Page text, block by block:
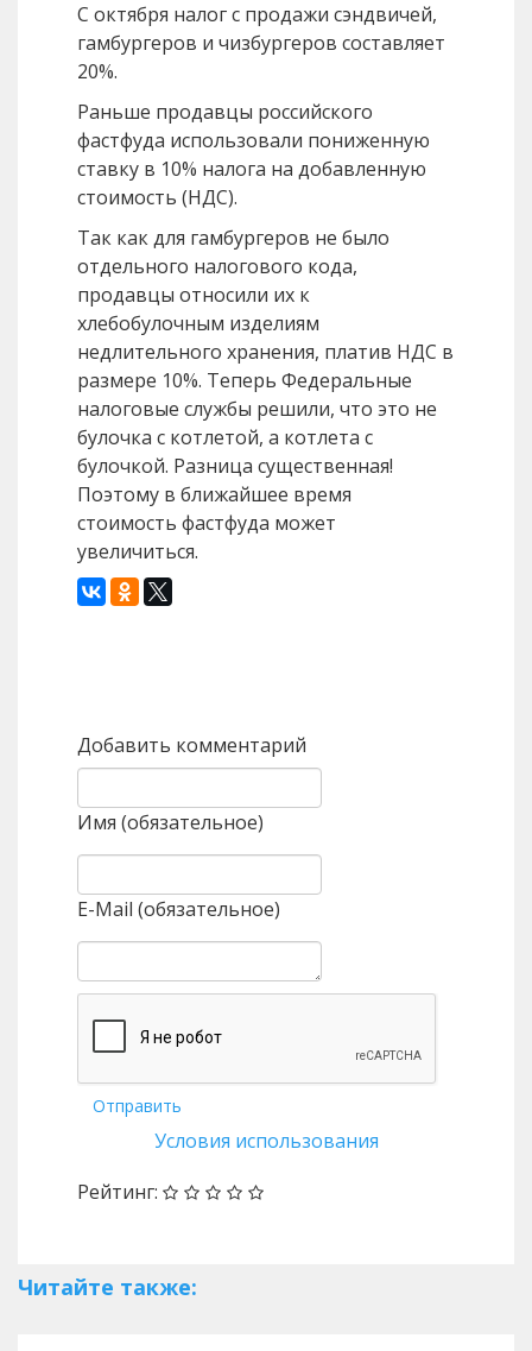
С октября налог с продажи сэндвичей,
гамбургеров и чизбургеров составляет
20%.
Раньше продавцы российского
фастфуда использовали пониженную
ставку в 10% налога на добавленную
стоимость (НДС).
Так как для гамбургеров не было
отдельного налогового кода,
продавцы относили их к
хлебобулочным изделиям
недлительного хранения, платив НДС в
размере 10%. Теперь Федеральные
налоговые службы решили, что это не
булочка с котлетой, а котлета с
булочкой. Разница существенная!
Поэтому в ближайшее время
стоимость фастфуда может
увеличиться.
Добавить комментарий
Имя (обязательное)
E-Mail (обязательное)
Отправить
Условия использования
Рейтинг:
Читайте также: